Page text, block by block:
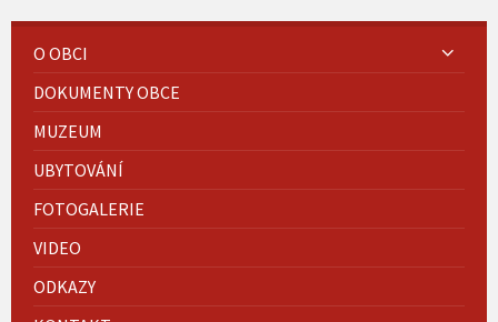
O OBCI
DOKUMENTY OBCE
MUZEUM
UBYTOVÁNÍ
FOTOGALERIE
VIDEO
ODKAZY